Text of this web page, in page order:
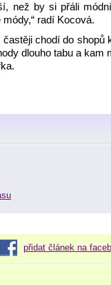
než by si přáli
radí Kocová.
chodí do shopů
dlouho tabu a kam
přidat článek na